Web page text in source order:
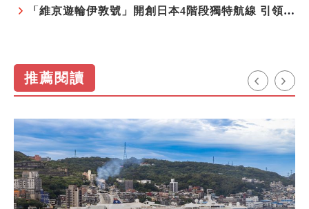
「維京遊輪伊敦號」開創日本4階段獨特航線 引領奢華旅遊新風尚
推薦閱讀